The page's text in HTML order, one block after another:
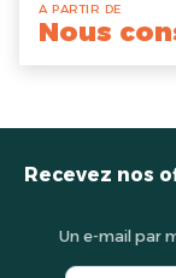
A PARTIR DE
Nous
Recevez nos
Un e-mail par